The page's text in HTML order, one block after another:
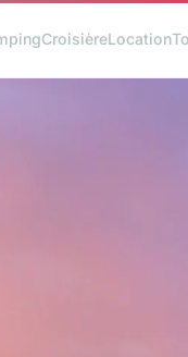
CroisièreLocation